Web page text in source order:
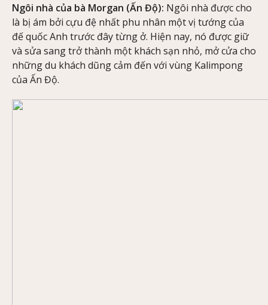
Ngôi nhà của bà Morgan (Ấn Độ): Ngôi nhà được cho
là bị ám bởi cựu đệ nhất phu nhân một vị tướng của
đế quốc Anh trước đây từng ở. Hiện nay, nó được giữ
và sửa sang trở thành một khách sạn nhỏ, mở cửa cho
những du khách dũng cảm đến với vùng Kalimpong
của Ấn Độ.